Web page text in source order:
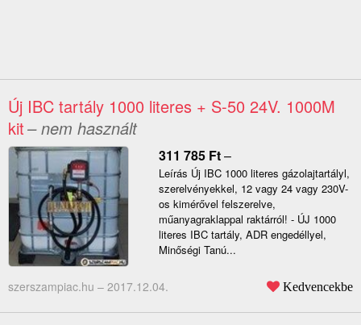
Új IBC tartály 1000 literes + S-50 24V. 1000M
kit– nem használt
311 785 Ft–
Leírás Új IBC 1000 literes gázolajtartályl,
szerelvényekkel, 12 vagy 24 vagy 230V-
os kimérővel felszerelve,
műanyagraklappal raktárról! - ÚJ 1000
literes IBC tartály, ADR engedéllyel,
Minőségi Tanú...
szerszampiac.hu – 2017.12.04. Kedvencekbe